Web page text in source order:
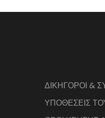
ΔΙΚΗΓΟΡΟΙ &
ΥΠΟΘΕΣΕΙΣ